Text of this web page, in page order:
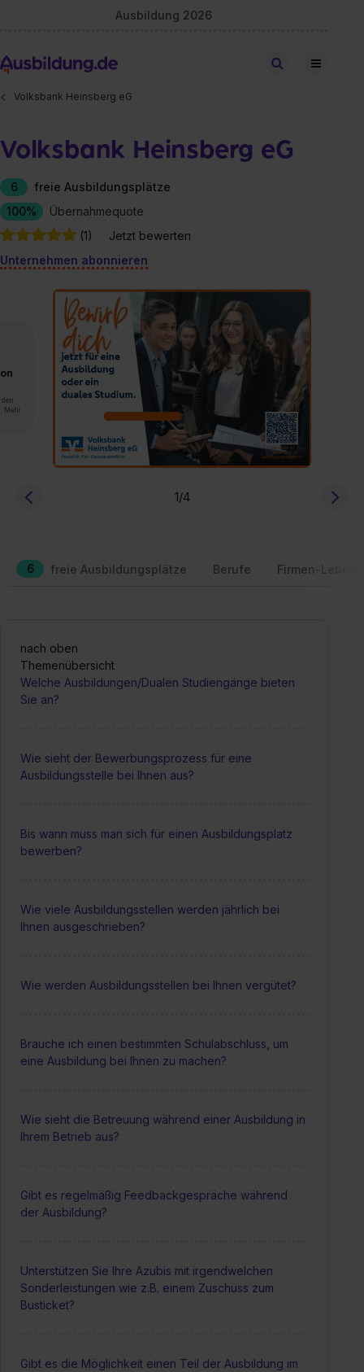
Ausbildung 2026
Stellen finden
Volksbank Heinsberg eG
Volksbank Heinsberg eG
6
freie Ausbildungsplätze
100%
Übernahmequote
(1)
Jetzt bewerten
Unternehmen abonnieren
Mehr
1/4
6 freie Ausbildungsplätze Berufe Firmen-
nach oben
Themenübersicht
Welche Ausbildungen/Dualen Studiengänge bieten
Sie an?
Wie sieht der Bewerbungsprozess für eine
Ausbildungsstelle bei Ihnen aus?
Bis wann muss man sich für einen Ausbildungsplatz
bewerben?
Wie viele Ausbildungsstellen werden jährlich bei
Ihnen ausgeschrieben?
Wie werden Ausbildungsstellen bei Ihnen vergütet?
Brauche ich einen bestimmten Schulabschluss, um
eine Ausbildung bei Ihnen zu machen?
Wie sieht die Betreuung während einer Ausbildung in
Ihrem Betrieb aus?
Gibt es regelmäßig Feedbackgespräche während
der Ausbildung?
Unterstützen Sie Ihre Azubis mit irgendwelchen
Sonderleistungen wie z.B. einem Zuschuss zum
Busticket?
Gibt es die Möglichkeit einen Teil der Ausbildung im